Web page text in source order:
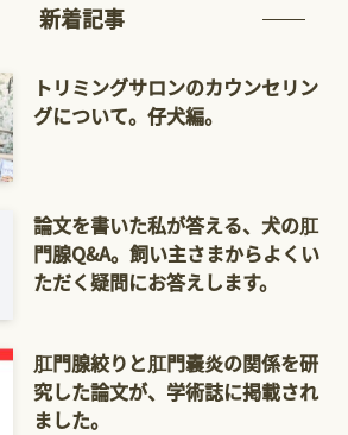
新着記事
トリミングサロンのカウンセリン
グについて。仔犬編。
論文を書いた私が答える、犬の肛
門腺Q&A。飼い主さまからよくい
ただく疑問にお答えします。
肛門腺絞りと肛門嚢炎の関係を研
究した論文が、学術誌に掲載され
ました。